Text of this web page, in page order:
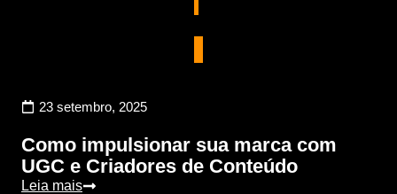
23 setembro, 2025
Como impulsionar sua marca com
UGC e Criadores de Conteúdo
Leia mais